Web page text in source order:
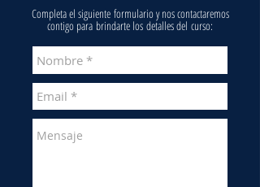
Completa el siguiente formulario y nos contactaremos
contigo para brindarte los detalles del curso: